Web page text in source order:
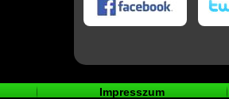
Impresszum